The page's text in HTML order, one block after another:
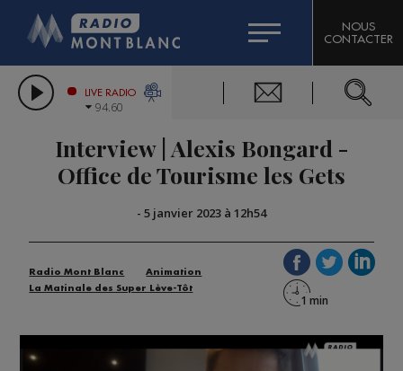
LES CHRONIQUES DE L'EXPERT
CITIZEN MACHINERY
GRAND MASSIF DOMAINES SKIABLES
BIGARD
COMPAGNIE DU MONT-BLANC
NOUS
CONTACTER
LIVE RADIO
94.60
Interview | Alexis Bongard -
Office de Tourisme les Gets
- 5 janvier 2023 à 12h54
Radio Mont Blanc
Animation
La Matinale des Super Lève-Tôt